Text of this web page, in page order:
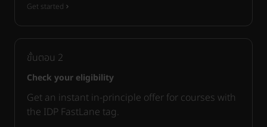
Get started
ขั้นตอน 2
Check your eligibility
Get an instant in-principle offer for courses with
the IDP FastLane tag.